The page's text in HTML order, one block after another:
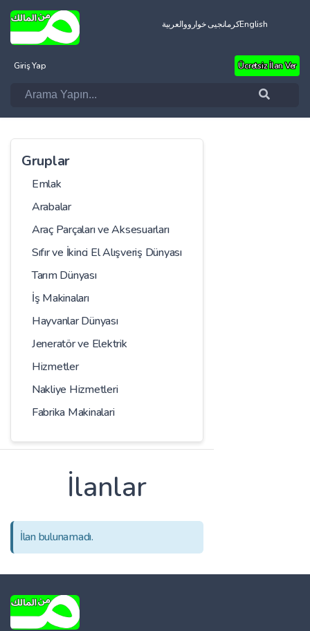
العربيةکرمانجیی خوارووEnglish
Giriş Yap Ücretsiz İlan Ver
Gruplar
Emlak
Arabalar
Araç Parçaları ve Aksesuarları
Sıfır ve İkinci El Alışveriş Dünyası
Tarım Dünyası
İş Makinaları
Hayvanlar Dünyası
Jeneratör ve Elektrik
Hizmetler
Nakliye Hizmetleri
Fabrika Makinalari
İlanlar
İlan bulunamadı.